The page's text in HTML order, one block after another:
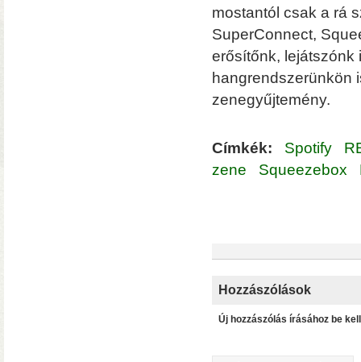
Mindent az okos
mostantól csak a rá
SuperConnect,
erősítőnk, lejátszónk
hangrendszerünkön
zenegyűjtemény.
Címkék: Spotify
zene
Squeezebox
Hozzászólások
Új hozzászólás írásához be